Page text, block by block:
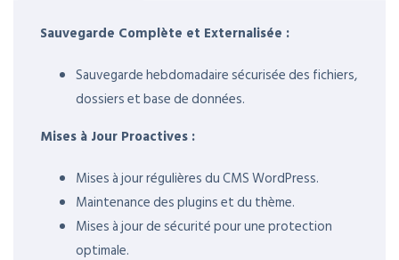
Sauvegarde Complète et Externalisée :
Sauvegarde hebdomadaire sécurisée des fichiers,
dossiers et base de données.
Mises à Jour Proactives :
Mises à jour régulières du CMS WordPress.
Maintenance des plugins et du thème.
Mises à jour de sécurité pour une protection
optimale.